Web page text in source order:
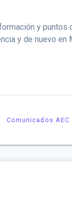
y
y de nuevo en
Comunicados AEC